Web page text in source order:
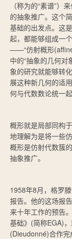
（称为的“素谱”）
的抽象推广。这个
基础的出发点。这
起，都能够组成一
——“仿射概形
中的“抽象的几何对
象的研究就能够转
展这种新几何的适
何与代数数论统一起
概形就是局部同构
地理解为是将一些
概形是仿射代数簇
抽象推广。
1958年8月，格罗
报告。他的这场报
来十年工作的预告
基础》(简称EGA)
(Dieudonné)合作